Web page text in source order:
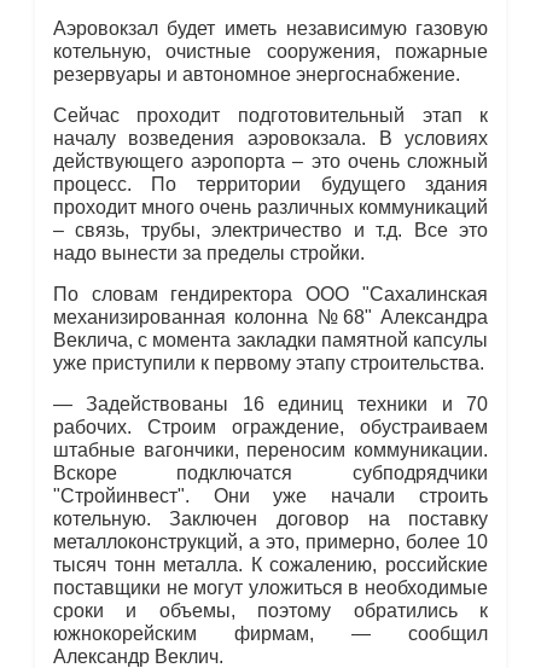
Аэровокзал будет иметь независимую газовую
котельную, очистные сооружения, пожарные
резервуары и автономное энергоснабжение.
Сейчас проходит подготовительный этап к
началу возведения аэровокзала. В условиях
действующего аэропорта – это очень сложный
процесс. По территории будущего здания
проходит много очень различных коммуникаций
– связь, трубы, электричество и т.д. Все это
надо вынести за пределы стройки.
По словам гендиректора ООО "Сахалинская
механизированная колонна №68" Александра
Веклича, с момента закладки памятной капсулы
уже приступили к первому этапу строительства.
— Задействованы 16 единиц техники и 70
рабочих. Строим ограждение, обустраиваем
штабные вагончики, переносим коммуникации.
Вскоре подключатся субподрядчики
"Стройинвест". Они уже начали строить
котельную. Заключен договор на поставку
металлоконструкций, а это, примерно, более 10
тысяч тонн металла. К сожалению, российские
поставщики не могут уложиться в необходимые
сроки и объемы, поэтому обратились к
южнокорейским фирмам, — сообщил
Александр Веклич.